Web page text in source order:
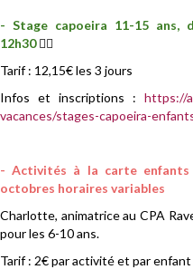
- Stage capoeira 11-15 ans,
12h30 🤸‍♂️
Tarif : 12,15€ les 3 jours
Infos et inscriptions : https://
vacances/stages-capoeira-
- Activités à la carte
octobres horaires variables
Charlotte, animatrice au CPA
pour les 6-10 ans.
Tarif : 2€ par activité et par enfant